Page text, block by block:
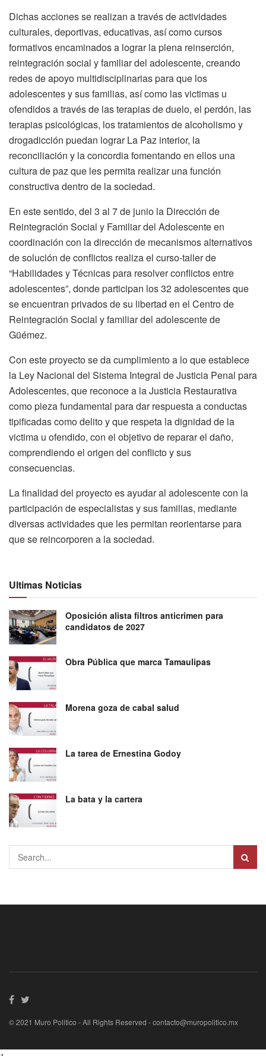
Dichas acciones se realizan a través de actividades
culturales, deportivas, educativas, así como cursos
formativos encaminados a lograr la plena reinserción,
reintegración social y familiar del adolescente, creando
redes de apoyo multidisciplinarias para que los
adolescentes y sus familias, así como las victimas u
ofendidos a través de las terapias de duelo, el perdón, las
terapias psicológicas, los tratamientos de alcoholismo y
drogadicción puedan lograr La Paz interior, la
reconciliación y la concordia fomentando en ellos una
cultura de paz que les permita realizar una función
constructiva dentro de la sociedad.
En este sentido, del 3 al 7 de junio la Dirección de
Reintegración Social y Familiar del Adolescente en
coordinación con la dirección de mecanismos alternativos
de solución de conflictos realiza el curso-taller de
“Habilidades y Técnicas para resolver conflictos entre
adolescentes”, donde participan los 32 adolescentes que
se encuentran privados de su libertad en el Centro de
Reintegración Social y familiar del adolescente de
Güémez.
Con este proyecto se da cumplimiento a lo que establece
la Ley Nacional del Sistema Integral de Justicia Penal para
Adolescentes, que reconoce a la Justicia Restaurativa
como pieza fundamental para dar respuesta a conductas
tipificadas como delito y que respeta la dignidad de la
victima u ofendido, con el objetivo de reparar el daño,
comprendiendo el origen del conflicto y sus
consecuencias.
La finalidad del proyecto es ayudar al adolescente con la
participación de especialistas y sus familias, mediante
diversas actividades que les permitan reorientarse para
que se reincorporen a la sociedad.
Ultimas Noticias
Oposición alista filtros anticrimen para
candidatos de 2027
Obra Pública que marca Tamaulipas
Morena goza de cabal salud
La tarea de Ernestina Godoy
La bata y la cartera
© 2021 Muro Politico - All Rights Reserved -contacto@muropolitico.mx